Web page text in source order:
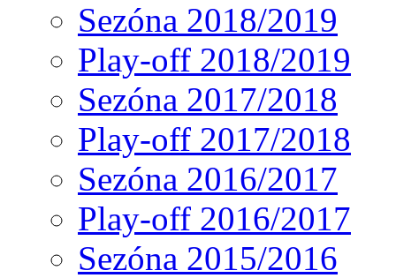
Sezóna 2018/2019
Play-off 2018/2019
Sezóna 2017/2018
Play-off 2017/2018
Sezóna 2016/2017
Play-off 2016/2017
Sezóna 2015/2016